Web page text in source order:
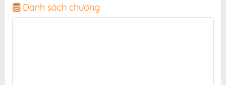
thiện, mang đến trải nghiệm đọc truyện hấp dẫn, tiện
lợi, hoàn toàn miễn phí cho độc giả yêu thích truyện
Danh sách chương